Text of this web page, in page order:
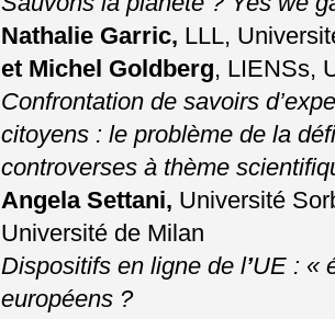
Nathalie Garric, LLL,
et Michel Goldberg, LIENSs,
Confrontation de savoirs
citoyens : le problème de la
controverses à thème
Angela Settani, Université
Université de Milan
Dispositifs en ligne de l’UE : «
européens ?